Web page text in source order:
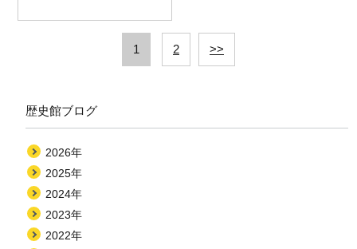
1 2 >>
歴史館ブログ
2026年
2025年
2024年
2023年
2022年